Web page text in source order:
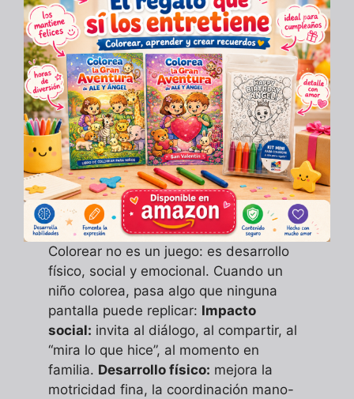
Colorear no es un juego: es desarrollo
físico, social y emocional. Cuando un
niño colorea, pasa algo que ninguna
pantalla puede replicar: Impacto
social: invita al diálogo, al compartir, al
“mira lo que hice”, al momento en
familia. Desarrollo físico: mejora la
motricidad fina, la coordinación mano-